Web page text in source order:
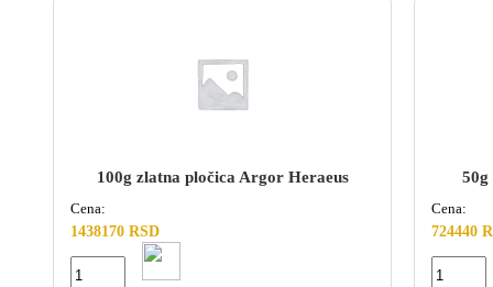
100g zlatna pločica Argor Heraeus
Cena:
1438170 RSD
50g
Cena:
724440